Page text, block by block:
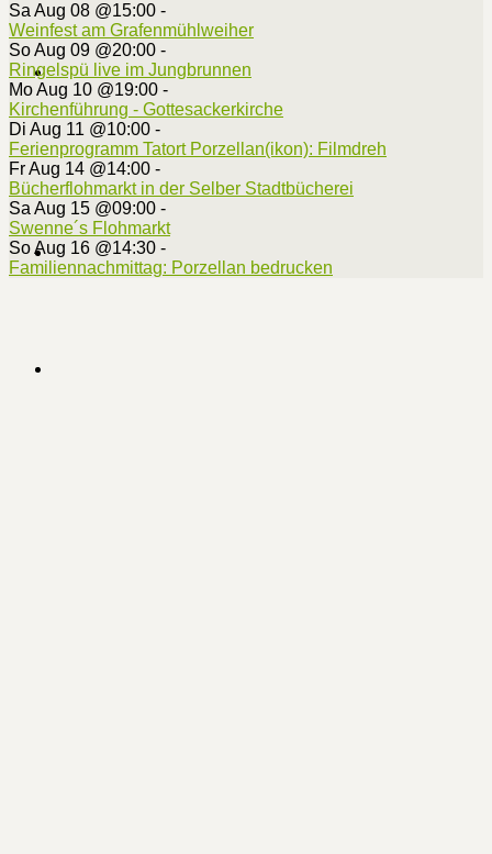
Sa Aug 08 @15:00 -
Weinfest am Grafenmühlweiher
So Aug 09 @20:00 -
Ringelspü live im Jungbrunnen
Mo Aug 10 @19:00 -
Kirchenführung - Gottesackerkirche
Di Aug 11 @10:00 -
Ferienprogramm Tatort Porzellan(ikon): Filmdreh
Fr Aug 14 @14:00 -
Bücherflohmarkt in der Selber Stadtbücherei
Sa Aug 15 @09:00 -
Swenne´s Flohmarkt
So Aug 16 @14:30 -
Familiennachmittag: Porzellan bedrucken